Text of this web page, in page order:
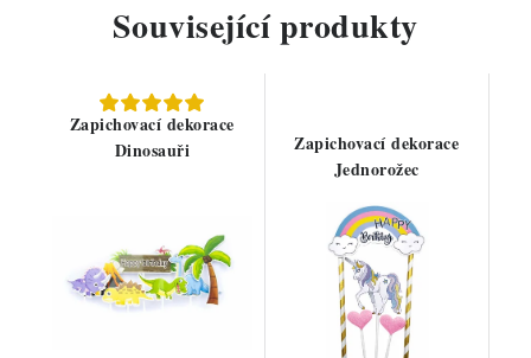
Související produkty
Zapichovací dekorace
Dinosauři
Zapichovací dekorace
Jednorožec